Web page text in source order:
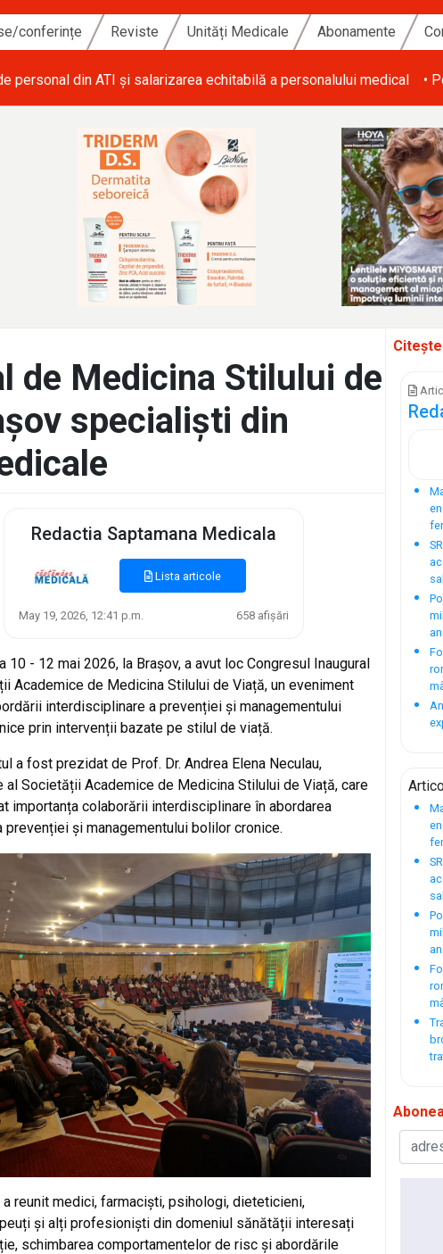
conferințe Reviste Unități Medicale Abonamente
personal din ATI și salarizarea echitabilă a personalului medical •
de Medicina Stilului de
specialiști din
Redactia Saptamana Medicala
Lista articole
May 19, 2026, 12:41 p.m. 658 afișări
10 - 12 mai 2026, la Brașov, a avut loc Congresul Inaugural
Academice de Medicina Stilului de Viață, un eveniment
interdisciplinare a prevenției și managementului
prin intervenții bazate pe stilul de viață.
a fost prezidat de Prof. Dr. Andrea Elena Neculau,
al Societății Academice de Medicina Stilului de Viață, care
importanța colaborării interdisciplinare în abordarea
prevenției și managementului bolilor cronice.
a reunit medici, farmaciști, psihologi, dieteticieni,
și alți profesioniști din domeniul sănătății interesați
schimbarea comportamentelor de risc și abordările